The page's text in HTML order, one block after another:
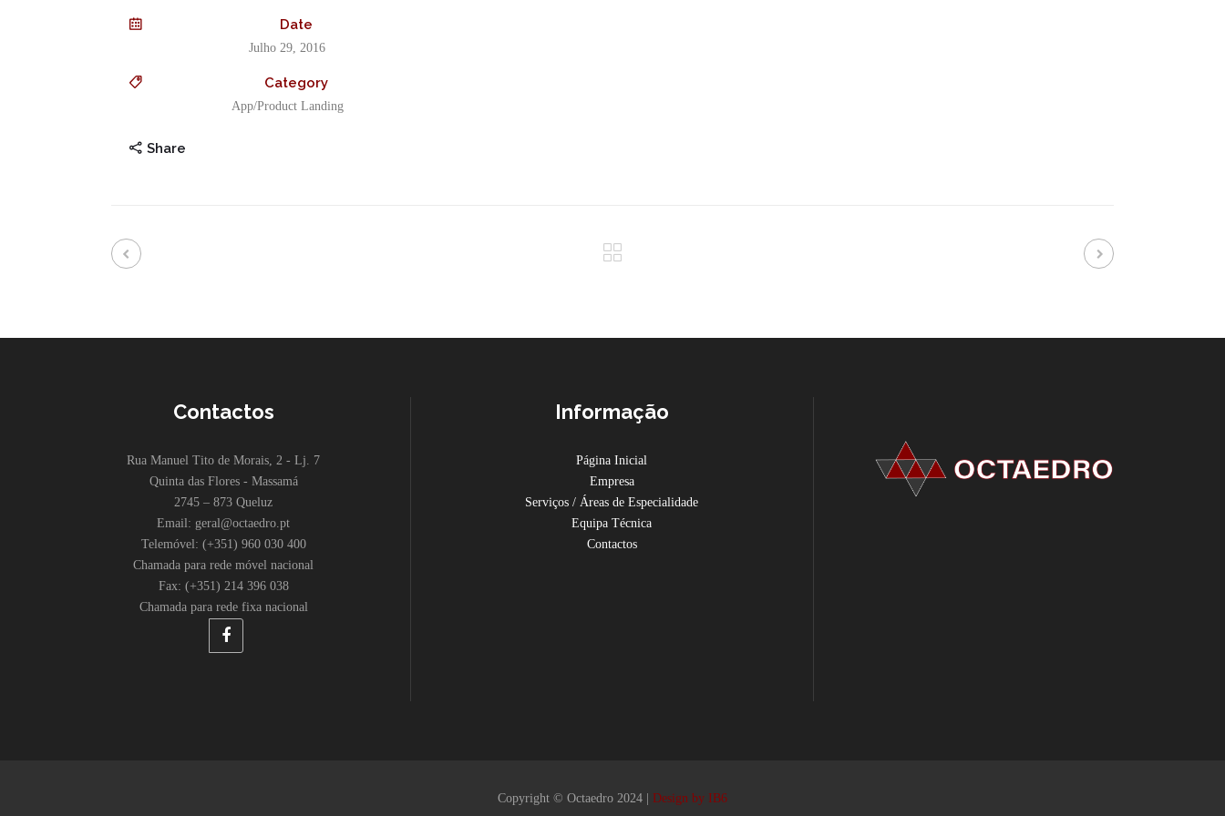
Date
Julho 29, 2016
Category
App/Product Landing
Share
Contactos
Rua Manuel Tito de Morais, 2 - Lj. 7
Quinta das Flores - Massamá
2745 – 873 Queluz
Email: geral@octaedro.pt
Telemóvel: (+351) 960 030 400
Chamada para rede móvel nacional
Fax: (+351) 214 396 038
Chamada para rede fixa nacional
Informação
Página Inicial
Empresa
Serviços / Áreas de Especialidade
Equipa Técnica
Contactos
Copyright © Octaedro 2024 | Design by IB6